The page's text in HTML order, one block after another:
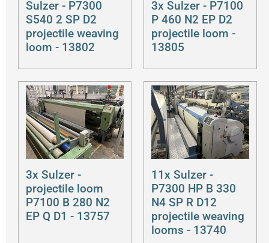
Sulzer - P7300
S540 2 SP D2
projectile weaving
loom - 13802
3x Sulzer - P7100
P 460 N2 EP D2
projectile loom -
13805
3x Sulzer -
projectile loom
P7100 B 280 N2
EP Q D1 - 13757
11x Sulzer -
P7300 HP B 330
N4 SP R D12
projectile weaving
looms - 13740